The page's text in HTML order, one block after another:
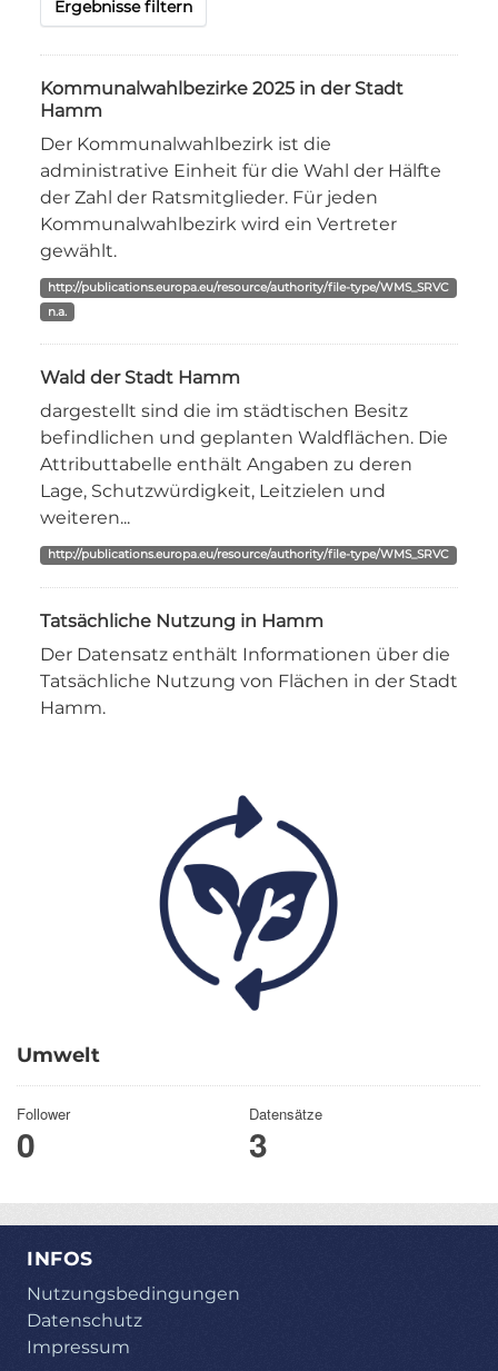
Umwelt
Follower
0
Datensätze
3
Ergebnisse filtern
Kommunalwahlbezirke 2025 in der Stadt
Hamm
Der Kommunalwahlbezirk ist die
administrative Einheit für die Wahl der Hälfte
der Zahl der Ratsmitglieder. Für jeden
Kommunalwahlbezirk wird ein Vertreter
gewählt.
http://publications.europa.eu/resource/authority/file-type/WMS_SRVC
n.a.
Wald der Stadt Hamm
dargestellt sind die im städtischen Besitz
befindlichen und geplanten Waldflächen. Die
Attributtabelle enthält Angaben zu deren
Lage, Schutzwürdigkeit, Leitzielen und
weiteren...
http://publications.europa.eu/resource/authority/file-type/WMS_SRVC
Tatsächliche Nutzung in Hamm
Der Datensatz enthält Informationen über die
Tatsächliche Nutzung von Flächen in der Stadt
Hamm.
INFOS
Nutzungsbedingungen
Datenschutz
Impressum